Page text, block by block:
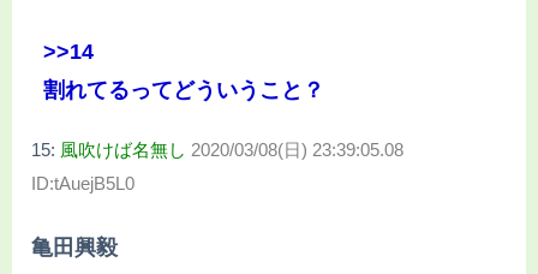
>>14
割れてるってどういうこと？
15: 風吹けば名無し 2020/03/08(日) 23:39:05.08
ID:tAuejB5L0
亀田興毅